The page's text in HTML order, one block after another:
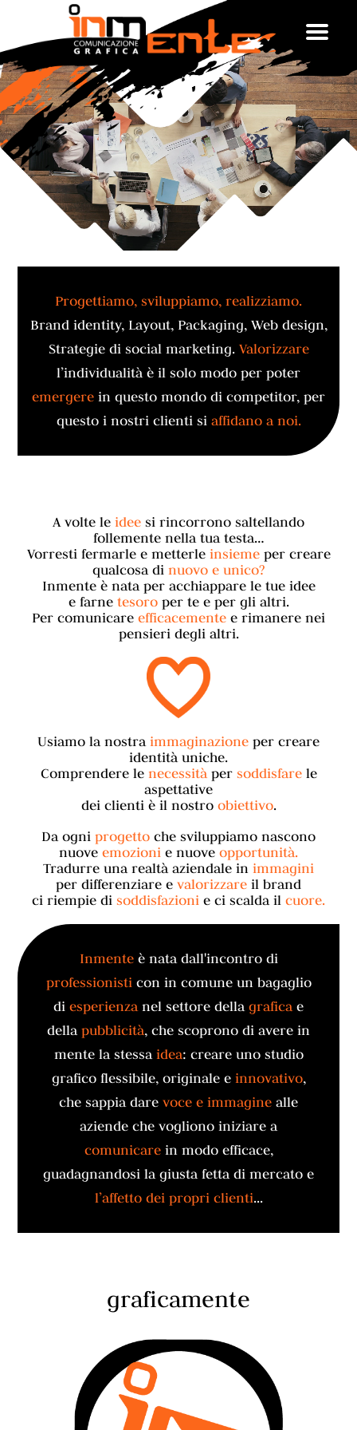
Progettiamo, sviluppiamo, realizziamo.
Brand identity, Layout, Packaging, Web design,
Strategie di social marketing. Valorizzare
l’individualità è il solo modo per poter
emergere in questo mondo di competitor, per
questo i nostri clienti si affidano a noi.
A volte le idee si rincorrono saltellando
follemente nella tua testa…
Vorresti fermarle e metterle insiemeper creare
qualcosa di nuovo e unico?
Inmente è nata per acchiappare le tue idee
e farne tesoroper te e per gli altri.
Per comunicare efficacemente e rimanere nei
pensieri degli altri.
Usiamo la nostraimmaginazione per creare
identità uniche.
Comprendere le necessitàper soddisfarele
aspettative
dei clienti è il nostro obiettivo.
Da ogni progetto che sviluppiamo nascono
nuove emozioni e nuove opportunità.
Tradurre una realtà aziendale in immagini
per differenziare e valorizzare il brand
ci riempie di soddisfazioni e ci scalda il cuore.
Inmente è nata dall'incontro di
professionisti con in comune un bagaglio
di esperienzanel settore dellagraficae
dellapubblicità, che scoprono di avere in
mente la stessaidea: creare uno studio
grafico flessibile, originale einnovativo,
che sappia dare voce e immagine alle
aziende che vogliono iniziare a
comunicare in modo efficace,
guadagnandosi la giusta fetta di mercato e
l’affetto dei propri clienti...
graficamente